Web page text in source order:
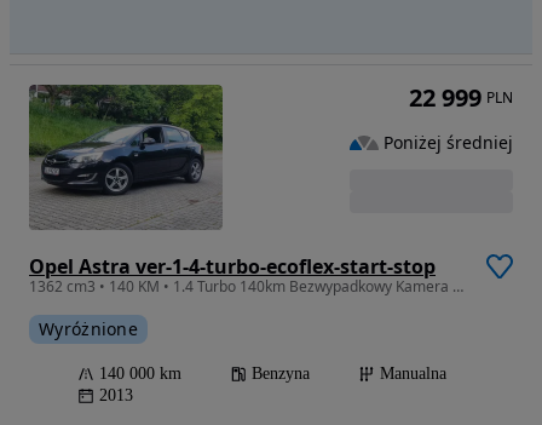
Opel Astra ver-1-4-turbo-ecoflex-start-stop
1362 cm3 • 140 KM • 1.4 Turbo 140km Bezwypadkowy Kamera Alu Stan Top
Wyróżnione
140 000 km Benzyna
Manualna
2013
22 999 PLN
Poniżej średniej